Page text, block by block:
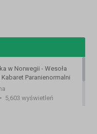
user/muzykatvp
w Norwegii - Wesoła
Paranienormalni
• 5,603 wyświetleń